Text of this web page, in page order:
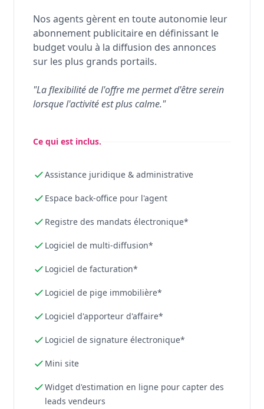
Nos agents gèrent en toute autonomie leur
abonnement publicitaire en définissant le
budget voulu à la diffusion des annonces
sur les plus grands portails.
"La flexibilité de l'offre me permet d'être serein
lorsque l'activité est plus calme."
Ce qui est inclus.
Assistance juridique & administrative
Espace back-office pour l'agent
Registre des mandats électronique*
Logiciel de multi-diffusion*
Logiciel de facturation*
Logiciel de pige immobilière*
Logiciel d'apporteur d'affaire*
Logiciel de signature électronique*
Mini site
Widget d'estimation en ligne pour capter des
leads vendeurs